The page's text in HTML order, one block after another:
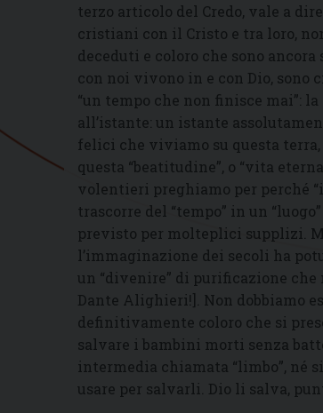
terzo articolo del Credo, vale a
cristiani con il Cristo e tra loro,
deceduti e coloro che sono
con noi vivono in e con Dio, sono
“un tempo che non finisce mai”:
all’istante: un istante
felici che viviamo su questa
questa “beatitudine”, o “vita
volentieri preghiamo per perché
trascorre del “tempo” in un
previsto per molteplici supplizi.
l’immaginazione dei secoli ha
un “divenire” di purificazione che
Dante Alighieri!]. Non dobbiamo
definitivamente coloro che si
salvare i bambini morti senza
intermedia chiamata “limbo”, né
usare per salvarli. Dio li salva,